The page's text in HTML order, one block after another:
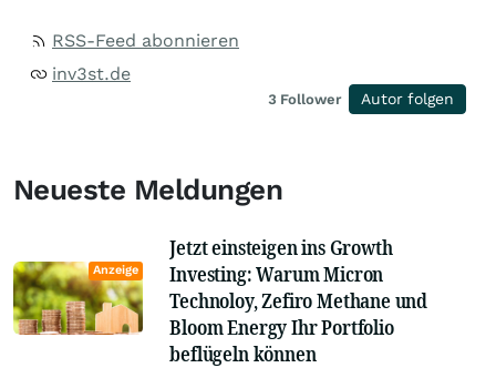
RSS-Feed abonnieren
inv3st.de
3 Follower Autor folgen
Neueste Meldungen
Anzeige
Jetzt einsteigen ins Growth
Investing: Warum Micron
Technoloy, Zefiro Methane und
Bloom Energy Ihr Portfolio
beflügeln können